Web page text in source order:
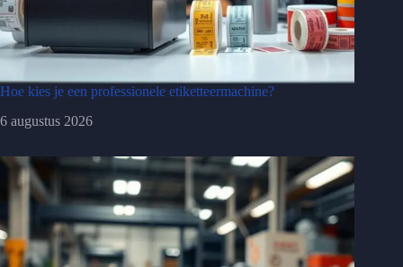
Hoe kies je een professionele etiketteermachine?
6 augustus 2026